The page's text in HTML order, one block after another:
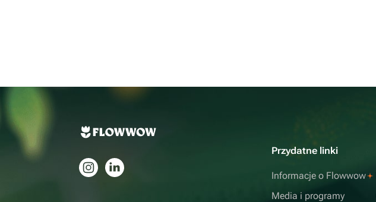
Przydatne linki
Informacje o Flowwow
Media i programy